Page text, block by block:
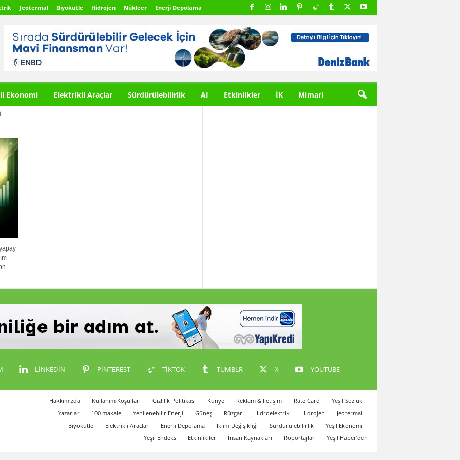
Jeotermal Biyokütle Hidrojen Nükleer Enerji Depolama
Ekonomi Elektrikli Araçlar Sürdürülebilirlik AI Etkinlikler İK Mimari
LINKEDIN PINTEREST TIKTOK TUMBLR X YOUTUBE
Hakkımızda Kullanım Koşulları Gizlilik Politikası Künye Reklam & İletişim Rate Card
Yeşil Sözlük
Yazarlar
100 makale Yenilenebilir Enerji Güneş Rüzgar Hidroelektrik Hidrojen
Jeotermal
Biyokütle
Elektrikli Araçlar Enerji Depolama İklim Değişikliği Sürdürülebilirlik
Yeşil Ekonomi
Yeşil Endeks
Etkinlikller İnsan Kaynakları Röportajlar Yeşil Haber’den